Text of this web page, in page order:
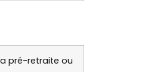
pré-retraite ou